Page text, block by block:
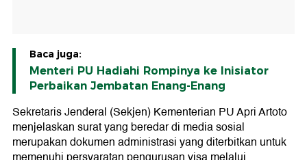
Baca juga:
Menteri PU Hadiahi Rompinya ke Inisiator
Perbaikan Jembatan Enang-Enang
Sekretaris Jenderal (Sekjen) Kementerian PU Apri Artoto
menjelaskan surat yang beredar di media sosial
merupakan dokumen administrasi yang diterbitkan untuk